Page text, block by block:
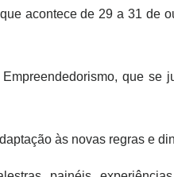
acontece de 29 a 31 de
que se
às novas regras e